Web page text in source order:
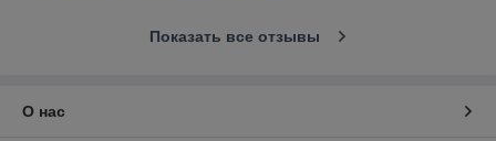
Показать все отзывы
О нас